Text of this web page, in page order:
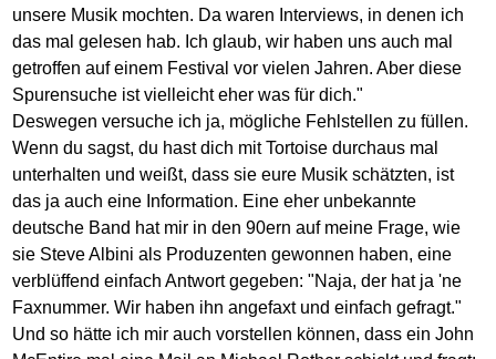
unsere Musik mochten. Da waren Interviews, in denen ich
das mal gelesen hab. Ich glaub, wir haben uns auch mal
getroffen auf einem Festival vor vielen Jahren. Aber diese
Spurensuche ist vielleicht eher was für dich."
Deswegen versuche ich ja, mögliche Fehlstellen zu füllen.
Wenn du sagst, du hast dich mit Tortoise durchaus mal
unterhalten und weißt, dass sie eure Musik schätzten, ist
das ja auch eine Information. Eine eher unbekannte
deutsche Band hat mir in den 90ern auf meine Frage, wie
sie Steve Albini als Produzenten gewonnen haben, eine
verblüffend einfach Antwort gegeben: "Naja, der hat ja 'ne
Faxnummer. Wir haben ihn angefaxt und einfach gefragt."
Und so hätte ich mir auch vorstellen können, dass ein John